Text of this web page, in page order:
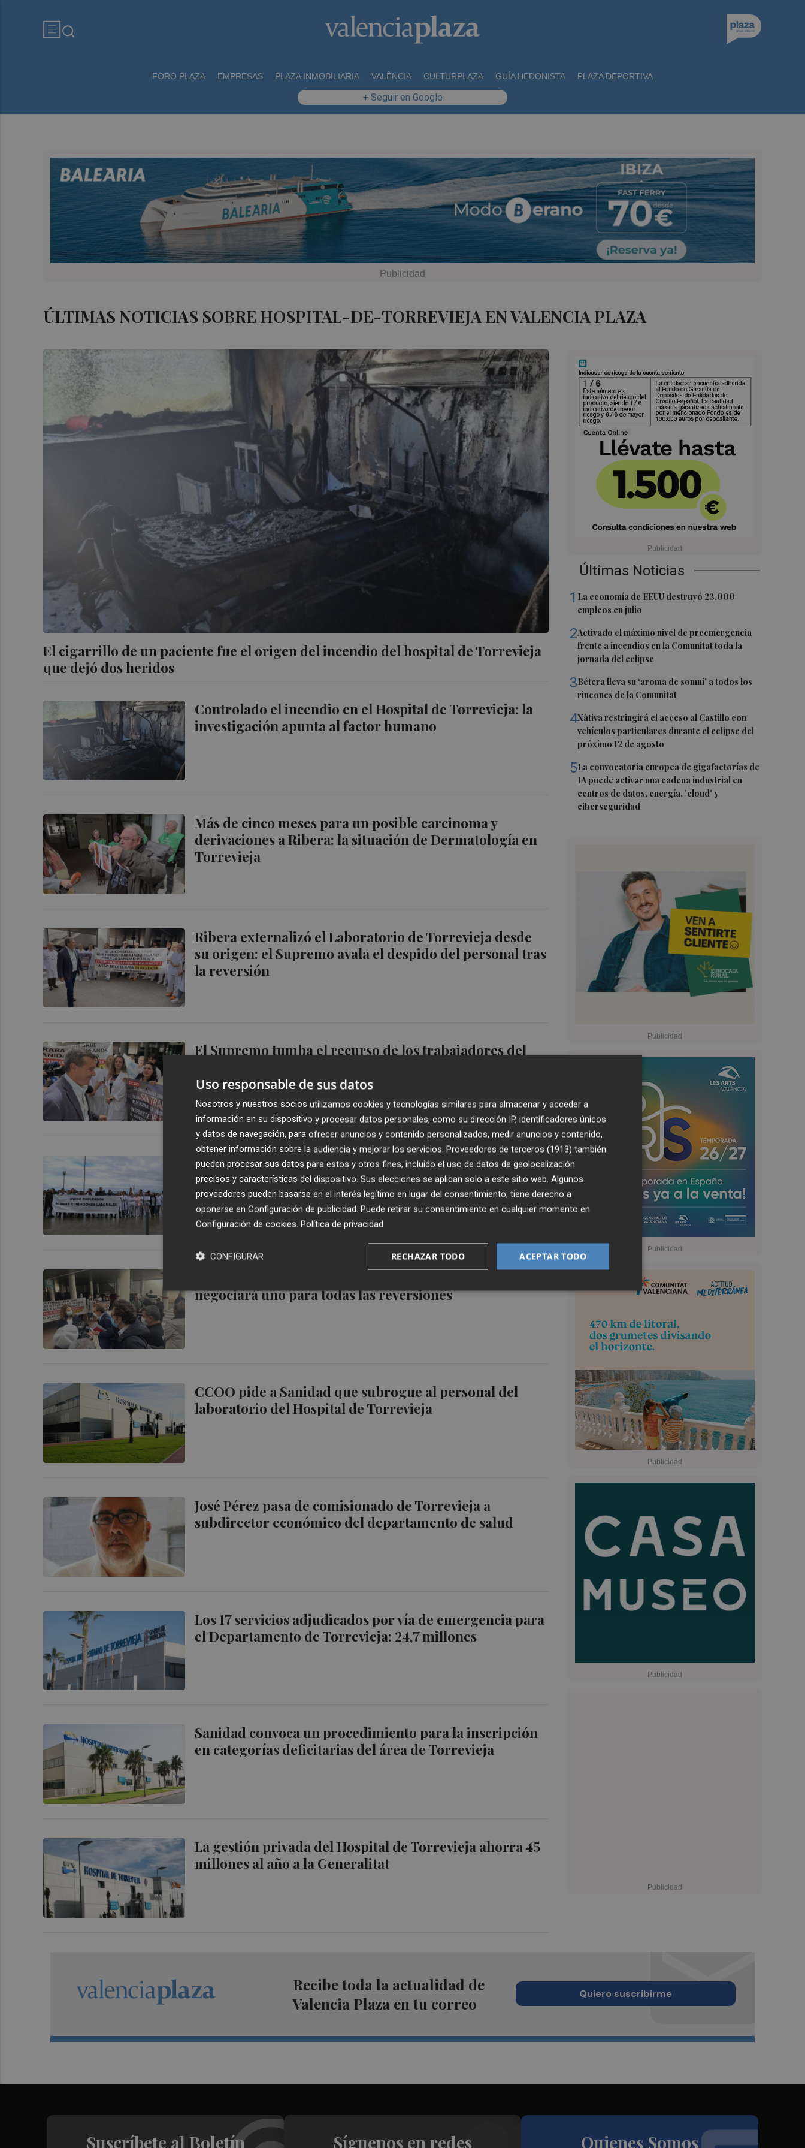
FORO PLAZA EMPRESAS PLAZA INMOBILIARIA VALÈNCIA CULTURPLAZA GUÍA HEDONISTA PLAZA DEPORTIVA
+ Seguir en Google
ÚLTIMAS NOTICIAS SOBRE HOSPITAL-DE-TORREVIEJA EN VALENCIA PLAZA
El cigarrillo de un paciente fue el origen del incendio del hospital de Torrevieja
que dejó dos heridos
Controlado el incendio en el Hospital de Torrevieja: la
investigación apunta al factor humano
Más de cinco meses para un posible carcinoma y
derivaciones a Ribera: la situación de Dermatología en
Torrevieja
Ribera externalizó el Laboratorio de Torrevieja desde
su origen: el Supremo avala el despido del personal tras
la reversión
El Supremo tumba el recurso de los trabajadores del
subrogados
Hacer funcionario al personal "a extinguir",
¿regularizar o dividir aún más?
negociará uno para todas las reversiones
CCOO pide a Sanidad que subrogue al personal del
laboratorio del Hospital de Torrevieja
José Pérez pasa de comisionado de Torrevieja a
subdirector económico del departamento de salud
Los 17 servicios adjudicados por vía de emergencia para
el Departamento de Torrevieja: 24,7 millones
Sanidad convoca un procedimiento para la inscripción
en categorías deficitarias del área de Torrevieja
La gestión privada del Hospital de Torrevieja ahorra 45
millones al año a la Generalitat
Últimas Noticias
1 La economía de EEUU destruyó 23.000
empleos en julio
2Activado el máximo nivel de preemergencia
frente a incendios en la Comunitat toda la
jornada del eclipse
3Bétera lleva su ‘aroma de somni’ a todos los
rincones de la Comunitat
4Xàtiva restringirá el acceso al Castillo con
vehículos particulares durante el eclipse del
próximo 12 de agosto
5La convocatoria europea de gigafactorías de
IA puede activar una cadena industrial en
centros de datos, energía, 'cloud' y
ciberseguridad
Recibe toda la actualidad de
Valencia Plaza en tu correo
Quiero suscribirme
Suscríbete al Boletín Síguenos en redes Quienes Somos
Uso responsable de sus datos
Nosotros y nuestros socios utilizamos cookies y tecnologías similares para almacenar y acceder a
información en su dispositivo y procesar datos personales, como su dirección IP, identificadores únicos
y datos de navegación, para ofrecer anuncios y contenido personalizados, medir anuncios y contenido,
obtener información sobre la audiencia y mejorar los servicios. Proveedores de terceros (1913) también
pueden procesar sus datos para estos y otros fines, incluido el uso de datos de geolocalización
precisos y características del dispositivo. Sus elecciones se aplican solo a este sitio web. Algunos
proveedores pueden basarse en el interés legítimo en lugar del consentimiento; tiene derecho a
oponerse en Configuración de publicidad. Puede retirar su consentimiento en cualquier momento en
Configuración de cookies. Política de privacidad
ACEPTAR TODO
RECHAZAR TODO
CONFIGURAR